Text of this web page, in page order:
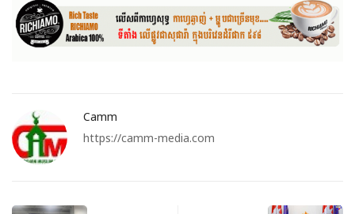
Camm
https://camm-media.com